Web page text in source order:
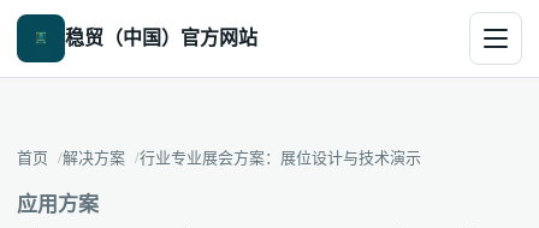
稳贸（中国）官方网站
首页 解决方案 行业专业展会方案：展位设计与技术演示
应用方案